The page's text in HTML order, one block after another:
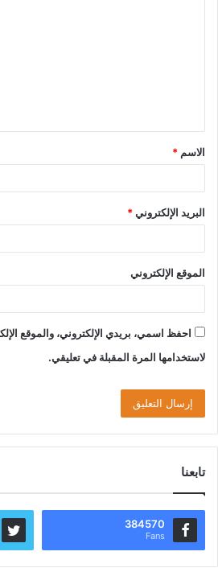
ق
*
الاسم *
البريد الإلكتروني*
الموقع الإلكتروني
احفظ اسمي، بريدي الإلكتروني، والموقع
لاستخدامها المرة المقبلة في تعليقي.
تابعنا
384570
Fans